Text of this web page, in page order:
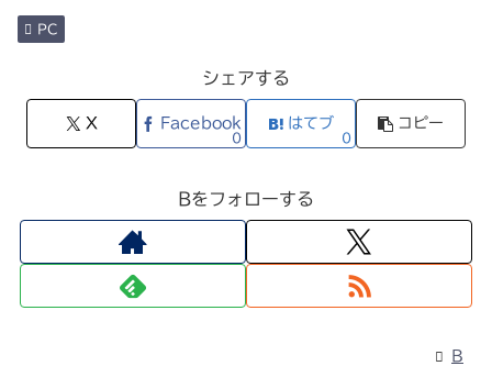
PC
シェアする
X Facebook
0
はてブ
0
コピー
Bをフォローする
B